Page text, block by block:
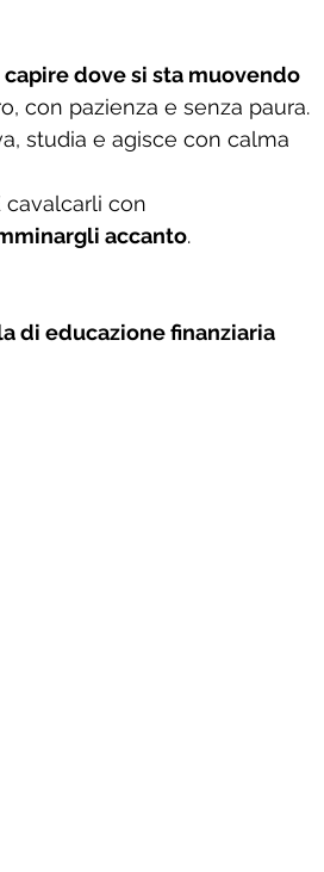
capire dove si sta muovendo
con pazienza e senza paura.
studia e agisce con calma
cavalcarli con
accanto.
di educazione finanziaria